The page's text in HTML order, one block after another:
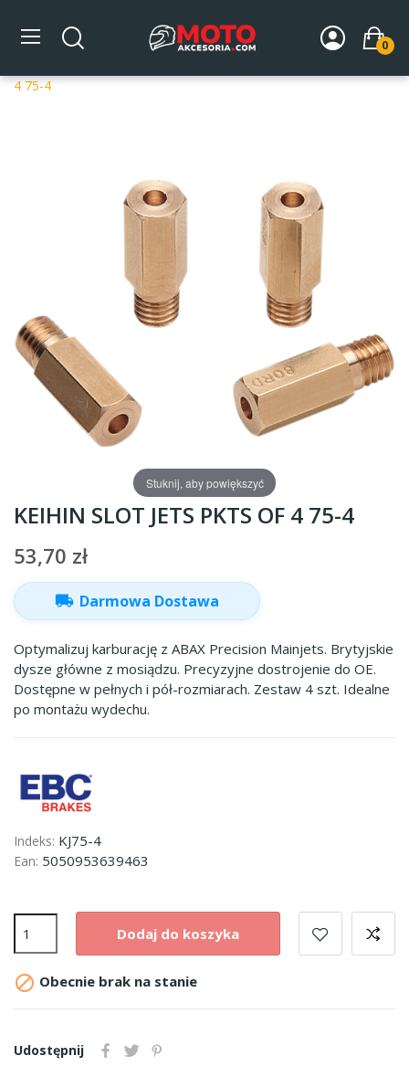
0
Strona główna DLA MOTOCYKLA
Układ paliwowy
4 75-4
Stuknij, aby powiększyć
KEIHIN SLOT JETS PKTS OF 4 75-4
53,70 zł
local_shipping Darmowa Dostawa
Optymalizuj karburację z ABAX Precision Mainjets. Brytyjskie
dysze główne z mosiądzu. Precyzyjne dostrojenie do OE.
Dostępne w pełnych i pół-rozmiarach. Zestaw 4 szt. Idealne
po montażu wydechu.
Indeks: KJ75-4
Ean: 5050953639463
Dodaj do koszyka
 Obecnie brak na stanie
Udostępnij